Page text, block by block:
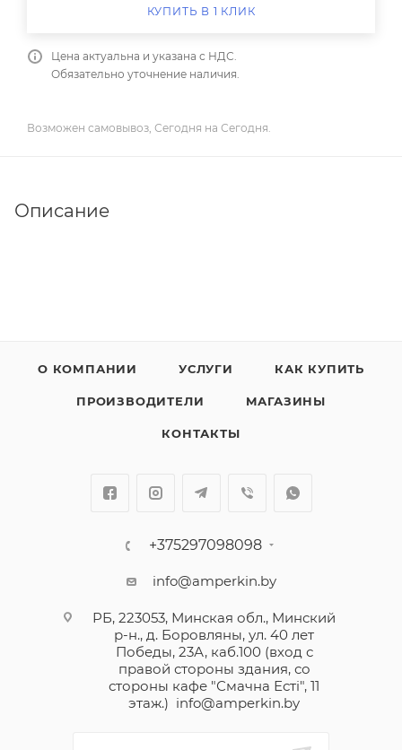
КУПИТЬ В 1 КЛИК
Цена актуальна и указана с НДС.
Обязательно уточнение наличия.
Возможен самовывоз, Сегодня на Сегодня.
Описание
О КОМПАНИИ УСЛУГИ КАК КУПИТЬ
ПРОИЗВОДИТЕЛИ МАГАЗИНЫ
КОНТАКТЫ
+375297098098
info@amperkin.by
РБ, 223053, Минская обл., Минский
р-н., д. Боровляны, ул. 40 лет
Победы, 23А, каб.100 (вход с
правой стороны здания, со
стороны кафе "Смачна Естi", 11
этаж.) info@amperkin.by